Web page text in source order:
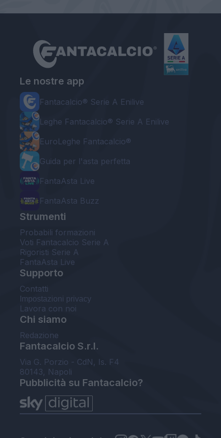
Le nostre app
Fantacalcio® Serie A Enilive
Leghe Fantacalcio® Serie A Enilive
EuroLeghe Fantacalcio®
Guida per l'asta perfetta
FantaAsta Live
FantaAsta Buzz
Strumenti
Probabili formazioni
Voti Fantacalcio Serie A
Rigoristi Serie A
FantaAsta Live
Supporto
Contatti
Impostazioni privacy
Lavora con noi
Chi siamo
Redazione
Fantacalcio S.r.l.
Via G. Porzio - CdN, Is. F4
80143, Napoli
Pubblicità su Fantacalcio?